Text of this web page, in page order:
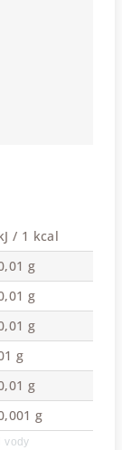
/ 1 kcal
g
g
g
g
g
g
vody